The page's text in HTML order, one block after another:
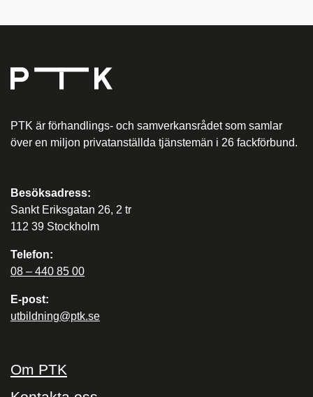
PTK är förhandlings- och samverkansrådet som samlar
över en miljon privatanställda tjänstemän i 26 fackförbund.
Besöksadress:
Sankt Eriksgatan 26, 2 tr
112 39 Stockholm
Telefon:
08 – 440 85 00
E-post:
utbildning@ptk.se
Om PTK